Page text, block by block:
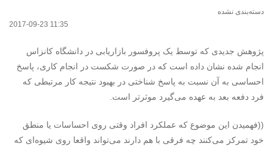
دسته‌بندی نشده
2017-09-23 11:35
پژوهش جدیدی که توسط یک پروفسور بازاریابی در دانشگاه کانزاس
انجام شده نشان داده است که در صورت شکست در انجام کاری، پاسخ
احساسی به آن نسبت به پاسخ شناختی در بهبود نتیجه کار مرتبطی که
فرد دفعه بعد به عهده می‌گیرد موثرتر است.
((فهمیدن این موضوع که عملکرد افراد وقتی روی احساسات یا منطق
خود تمرکز می‌کنند چه فرقی با هم دارند می‌تواند واقعا روی شیوه‌ای که